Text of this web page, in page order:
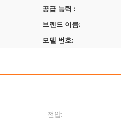
공급 능력 :
브랜드 이름:
모델 번호:
전압: